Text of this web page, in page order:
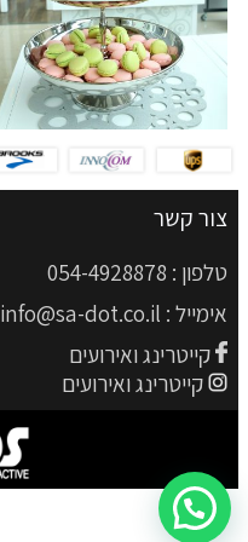
צור קשר
טלפון : 054-4928878
אימייל : info@sa-dot.co.il
קייטרינג ואירועים
קייטרינג ואירועים